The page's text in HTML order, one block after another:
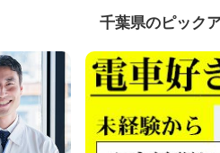
千葉県のピック